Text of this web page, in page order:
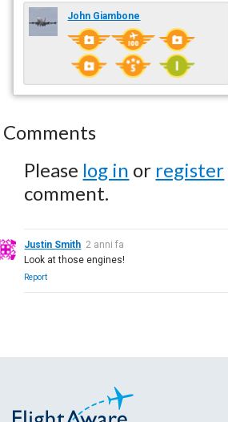
John Giambone
Comments
Please log in or register
comment.
Justin Smith 2 anni fa
Look at those engines!
Report